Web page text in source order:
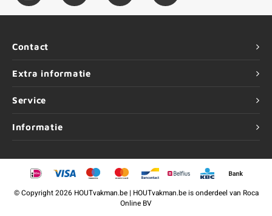
Contact
Extra informatie
Service
Informatie
©Copyright2026 HOUTvakman.be | HOUTvakman.be is onderdeel van Roca
Online BV